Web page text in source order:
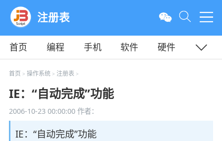
注册表
首页 编程 手机 软件
硬件
教程
平面
首页 > 操作系统> 注册表 >
IE：“自动完成”功能
2006-10-23 00:00:00作者：
IE：“自动完成”功能